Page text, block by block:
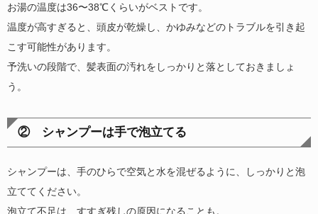
お湯の温度は36〜38℃くらいがベストです。
温度が高すぎると、頭皮が乾燥し、かゆみなどのトラブルを引き起
こす可能性があります。
予洗いの段階で、髪表面の汚れをしっかりと落としておきましょ
う。
② シャンプーは手で泡立てる
シャンプーは、手のひらで空気と水を混ぜるように、しっかりと泡
立ててください。
泡立て不足は、すすぎ残しの原因になることも。